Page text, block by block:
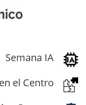
Semana IA
el Centro